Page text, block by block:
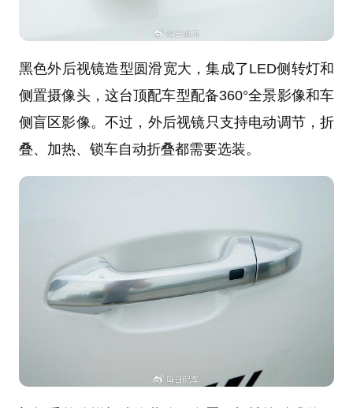
黑色外后视镜造型圆滑宽大，集成了LED侧转灯和
侧置摄像头，这台顶配车型配备360°全景影像和车
侧盲区影像。不过，外后视镜只支持电动调节，折
叠、加热、锁车自动折叠都需要选装。